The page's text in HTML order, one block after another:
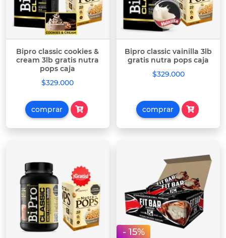
Bipro classic cookies &
cream 3lb gratis nutra
pops caja
$329.000
comprar
Bipro classic vainilla 3lb
gratis nutra pops caja
$329.000
comprar
- 15%